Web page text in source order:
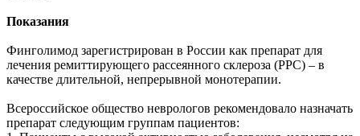
Показания
Финголимод зарегистрирован в России как препарат для
лечения ремиттирующего рассеянного склероза (РРС) – в
качестве длительной, непрерывной монотерапии.
Всероссийское общество неврологов рекомендовало назначать
препарат следующим группам пациентов: